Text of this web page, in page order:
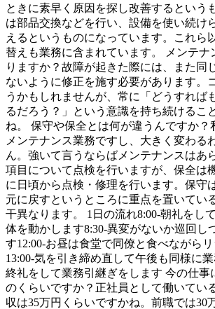
ときに素早く原因を探し改善するという
は部品交換などを行い、設備を使い続け
えるというものになっています。これら
替えも業務に含まれています。 メンテナ
りますか？故障が起きた際には、また同
ないように修正を施す必要があります。
うかもしれませんが、常に「どうすれば
るだろう？」という意識を持ち続けるこ
ね。 保守や保全とは何が違うんですか？
メンテナンス業務ですし、大きく変わる
ん。強いて言うならばメンテナンスはあ
項目について点検を行いますが、保全は
に日頃から点検・修理を行います。保守
元に戻すというところに重点を置いてい
干異なります。 1日の流れ8:00-朝礼をし
体を動かします8:30-異変がないか巡回し
す12:00-お昼は食堂で同僚と食べながら
13:00-気を引き締め直して午後も同様に
終礼をして業務引継ぎをします 今の仕事
のくらいですか？正社員として働いてい
収は35万円くらいですかね。前職では30